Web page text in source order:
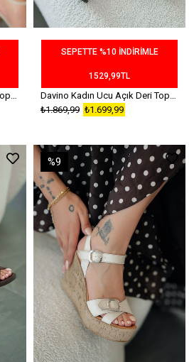
Davino Kadın Ucu Açık Deri Topuklu Sandalet Bej
SEPETTE %10 İNDİRİMLE
1529,99TL
Davino Kadın Ucu Açık Deri Topuklu Sandalet Siyah
₺1.699,99
₺1.869,99
%9